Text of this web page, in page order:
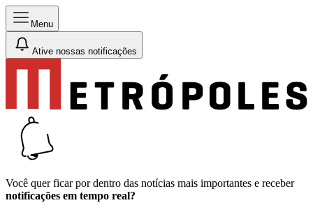
Menu
Ative nossas notificações
Você quer ficar por dentro das notícias mais importantes e receber
notificações em tempo real?